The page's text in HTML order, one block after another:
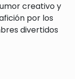
creativo y
por los
divertidos